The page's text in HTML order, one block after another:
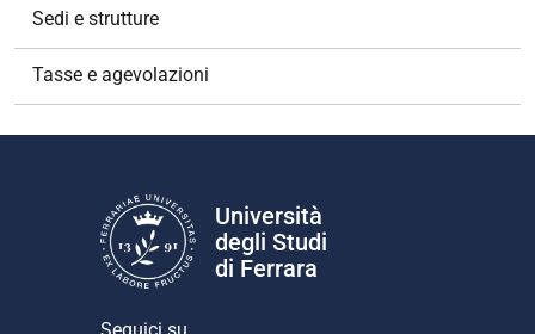
Sedi e strutture
Tasse e agevolazioni
Università
degli Studi
di Ferrara